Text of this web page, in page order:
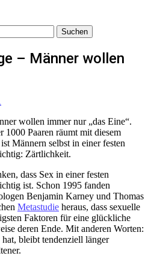
– Männer wollen
wollen immer nur „das Eine“.
Paaren räumt mit diesem
Männern selbst in einer festen
Zärtlichkeit.
dass Sex in einer festen
ist. Schon 1995 fanden
Benjamin Karney und Thomas
Metastudie heraus, dass sexuelle
Faktoren für eine glückliche
deren Ende. Mit anderen Worten:
bleibt tendenziell länger